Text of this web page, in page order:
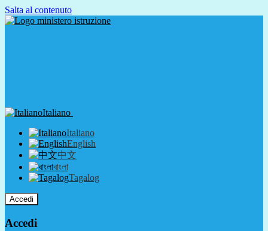
Salta al contenuto
Italiano
Italiano
English
中文
বাংলা
Tagalog
Accedi
Accedi